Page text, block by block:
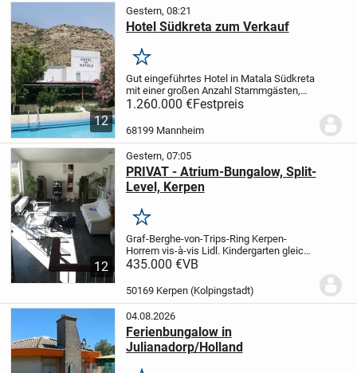
12
Gestern, 08:21
Hotel Südkreta zum Verkauf
Merken
Gut eingeführtes Hotel in Matala Südkreta
mit einer großen Anzahl Stammgästen,
vorzugsweise aus dem deutsch
sprachigen Raum und aus Frankreich.
Matala:Matala ist ein Dorf an der
1.260.000 €Festpreis
68199 Mannheim
12
Gestern, 07:05
PRIVAT - Atrium-Bungalow, Split-
Level, Kerpen
Merken
Graf-Berghe-von-Trips-RingKerpen-
Horrem vis-à-vis Lidl. Kindergarten gleich
um dieEcke und‍ schöner Spielplatz
Bußhaltestelle in alleRichtungen nur...
435.000 €VB
50169 Kerpen (Kolpingstadt)
04.08.2026
Ferienbungalow in
Julianadorp/Holland